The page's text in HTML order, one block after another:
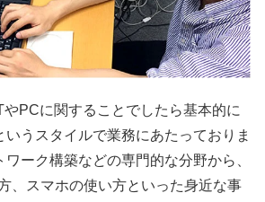
やPCに関することでしたら基本的に
うスタイルで業務にあたっておりま
ーク構築などの専門的な分野から、
、スマホの使い方といった身近な事